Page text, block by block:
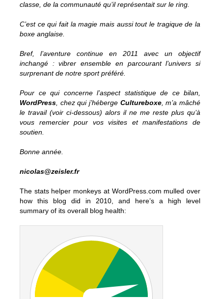
classe, de la communauté qu’il représentait sur le ring.
C’est ce qui fait la magie mais aussi tout le tragique de la
boxe anglaise.
Bref, l’aventure continue en 2011 avec un objectif
inchangé : vibrer ensemble en parcourant l’univers si
surprenant de notre sport préféré.
Pour ce qui concerne l’aspect statistique de ce bilan,
WordPress , chez qui j’héberge Cultureboxe, m’a mâché
le travail (voir ci-dessous) alors il ne me reste plus qu’à
vous remercier pour vos visites et manifestations de
soutien.
Bonne année.
nicolas@zeisler.fr
The stats helper monkeys at WordPress.com mulled over
how this blog did in 2010, and here’s a high level
summary of its overall blog health: